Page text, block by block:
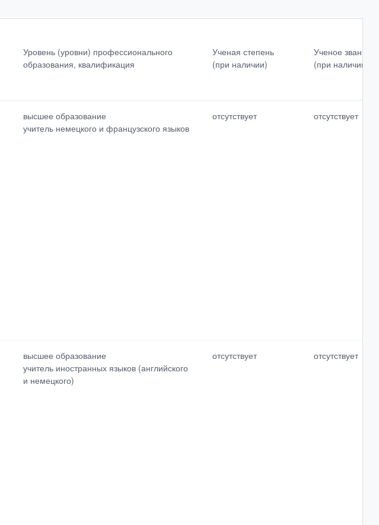
(за<br>последние 3 года)
профессиональной сфере
ет<br>педагогический работник
Уровень (уровни) профессионального
образования, квалификация
Ученая степень
(при наличии)
Ученое звание
(при наличии)
высшее образование
учитель немецкого и французского языков
отсутствует отсутствует
высшее образование
учитель иностранных языков (английского
и немецкого)
отсутствует отсутствует